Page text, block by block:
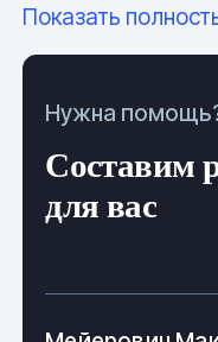
как правило, в
сверхточных работ
небольшом
линейной усадки:
и физические
Показать
Нужна
Составим
для вас